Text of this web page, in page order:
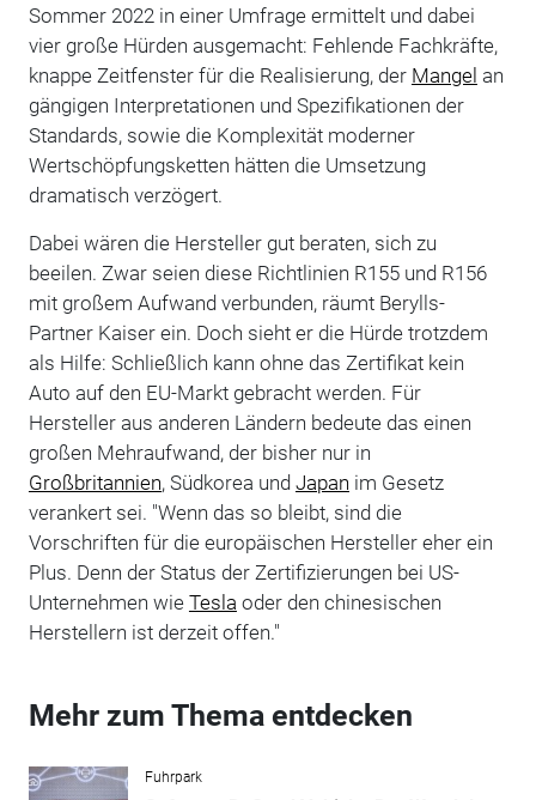
Sommer 2022 in einer Umfrage ermittelt und dabei
vier große Hürden ausgemacht: Fehlende Fachkräfte,
knappe Zeitfenster für die Realisierung, der Mangel an
gängigen Interpretationen und Spezifikationen der
Standards, sowie die Komplexität moderner
Wertschöpfungsketten hätten die Umsetzung
dramatisch verzögert.
Dabei wären die Hersteller gut beraten, sich zu
beeilen. Zwar seien diese Richtlinien R155 und R156
mit großem Aufwand verbunden, räumt Berylls-
Partner Kaiser ein. Doch sieht er die Hürde trotzdem
als Hilfe: Schließlich kann ohne das Zertifikat kein
Auto auf den EU-Markt gebracht werden. Für
Hersteller aus anderen Ländern bedeute das einen
großen Mehraufwand, der bisher nur in
Großbritannien, Südkorea und Japan im Gesetz
verankert sei. "Wenn das so bleibt, sind die
Vorschriften für die europäischen Hersteller eher ein
Plus. Denn der Status der Zertifizierungen bei US-
Unternehmen wie Tesla oder den chinesischen
Herstellern ist derzeit offen."
Mehr zum Thema entdecken
Fuhrpark